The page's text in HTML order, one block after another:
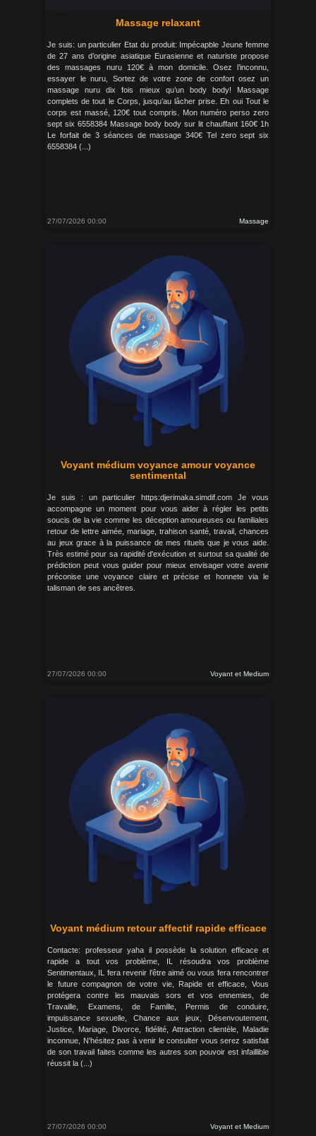
Massage relaxant
Je suis: un particulier Etat du produit: Impécapble Jeune femme
de 27 ans d’origine asiatique Eurasienne et naturiste propose
des massages nuru 120€ à mon domicile. Osez l’inconnu,
essayer le nuru, Sortez de votre zone de confort osez un
massage nuru dix fois mieux qu’un body body! Massage
complets de tout le Corps, jusqu’au lâcher prise. Eh oui Tout le
corps est massé, 120€ tout compris. Mon numéro perso zero
sept six 6558384 Massage body body sur lit chauffant 160€ 1h
Le forfait de 3 séances de massage 340€ Tel zero sept six
6558384 (...)
27/07/2026 00:00 Massage
Voyant médium voyance amour voyance
sentimental
Je suis : un particulier https:djerimaka.simdif.com Je vous
accompagne un moment pour vous aider à régler les petits
soucis de la vie comme les déception amoureuses ou familiales
retour de lettre aimée, mariage, trahison santé, travail, chances
au jeux grace à la puissance de mes rituels que je vous aide.
Très estimé pour sa rapidité d'exécution et surtout sa qualité de
prédiction peut vous guider pour mieux envisager votre avenir
préconise une voyance claire et précise et honnete via le
talisman de ses ancêtres.
27/07/2026 00:00 Voyant et Medium
Voyant médium retour affectif rapide efficace
Contacte: professeur yaha il possède la solution efficace et
rapide a tout vos problème, IL résoudra vos problème
Sentimentaux, IL fera revenir l’être aimé ou vous fera rencontrer
le future compagnon de votre vie, Rapide et efficace, Vous
protégera contre les mauvais sors et vos ennemies, de
Travaille, Examens, de Famille, Permis de conduire,
impuissance sexuelle, Chance aux jeux, Désenvoutement,
Justice, Mariage, Divorce, fidélité, Attraction clientèle, Maladie
inconnue, N'hésitez pas à venir le consulter vous serez satisfait
de son travail faites comme les autres son pouvoir est infaillible
réussit la (...)
27/07/2026 00:00 Voyant et Medium